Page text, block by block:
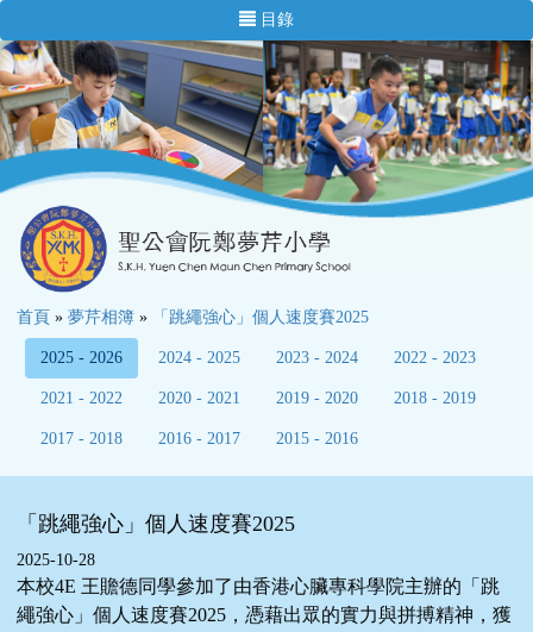
目錄
首頁 » 夢芹相簿 » 「跳繩強心」個人速度賽2025
2025 - 2026 2024 - 2025 2023 - 2024 2022 - 2023
2021 - 2022 2020 - 2021 2019 - 2020 2018 - 2019
2017 - 2018 2016 - 2017 2015 - 2016
「跳繩強心」個人速度賽2025
2025-10-28
本校4E 王贍德同學參加了由香港心臟專科學院主辦的「跳
繩強心」個人速度賽2025，憑藉出眾的實力與拼搏精神，獲